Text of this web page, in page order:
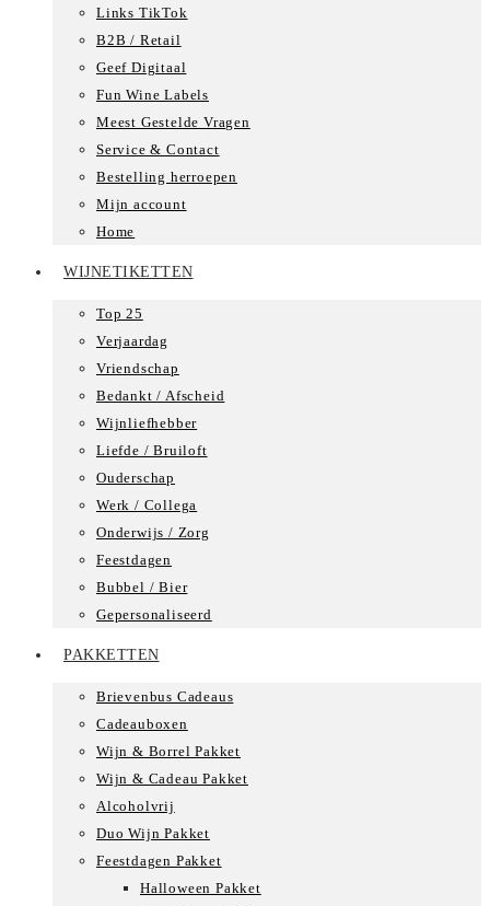
Links TikTok
B2B / Retail
Geef Digitaal
Fun Wine Labels
Meest Gestelde Vragen
Service & Contact
Bestelling herroepen
Mijn account
Home
WIJNETIKETTEN
Top 25
Verjaardag
Vriendschap
Bedankt / Afscheid
Wijnliefhebber
Liefde / Bruiloft
Ouderschap
Werk / Collega
Onderwijs / Zorg
Feestdagen
Bubbel / Bier
Gepersonaliseerd
PAKKETTEN
Brievenbus Cadeaus
Cadeauboxen
Wijn & Borrel Pakket
Wijn & Cadeau Pakket
Alcoholvrij
Duo Wijn Pakket
Feestdagen Pakket
Halloween Pakket